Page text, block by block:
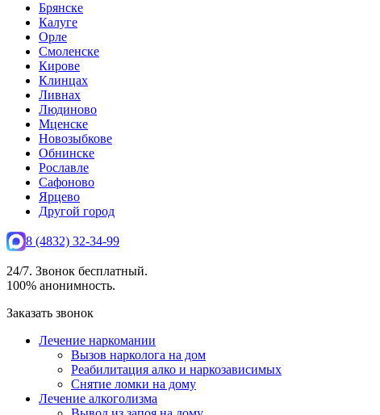
Брянске
Калуге
Орле
Смоленске
Кирове
Клинцах
Ливнах
Людиново
Мценске
Новозыбкове
Обнинске
Рославле
Сафоново
Ярцево
Другой город
8 (4832) 32-34-99
24/7. Звонок бесплатный.
100% анонимность.
Заказать звонок
Лечение наркомании
Вызов нарколога на дом
Реабилитация алко и наркозависимых
Снятие ломки на дому
Лечение алкоголизма